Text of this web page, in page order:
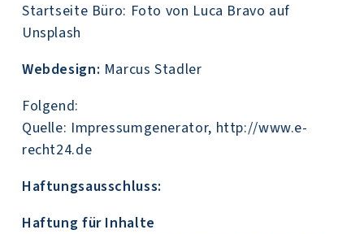
Startseite Büro: Foto von Luca Bravo auf
Unsplash
Webdesign: Marcus Stadler
Folgend:
Quelle: Impressumgenerator, http://www.e-
recht24.de
Haftungsausschluss:
Haftung für Inhalte